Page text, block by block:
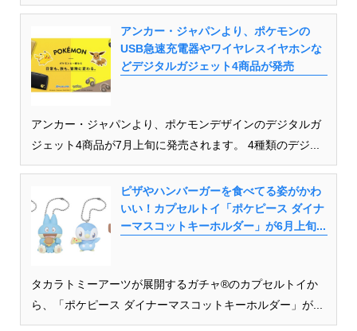
アンカー・ジャパンより、ポケモンの
USB急速充電器やワイヤレスイヤホンな
どデジタルガジェット4商品が発売
アンカー・ジャパンより、ポケモンデザインのデジタルガ
ジェット4商品が7月上旬に発売されます。 4種類のデジ...
ピザやハンバーガーを食べてる姿がかわ
いい！カプセルトイ「ポケピース ダイナ
ーマスコットキーホルダー」が6月上旬...
タカラトミーアーツが展開するガチャ®のカプセルトイか
ら、「ポケピース ダイナーマスコットキーホルダー」が...